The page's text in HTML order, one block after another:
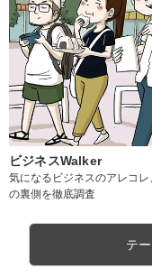
ビジネスWalker
気になるビジネスのアレコレ
の裏側を徹底調査
テ